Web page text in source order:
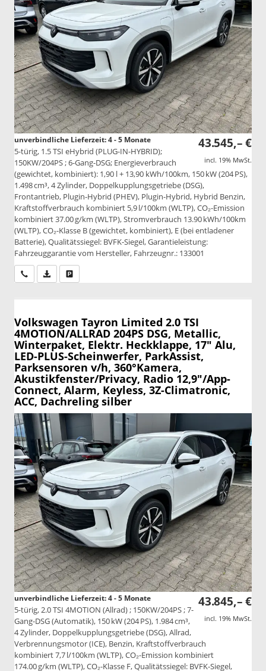
43.545,– €
incl. 19% MwSt.
unverbindliche Lieferzeit: 4 - 5 Monate
5-türig, 1.5 TSI eHybrid (PLUG-IN-HYBRID);
150KW/204PS ; 6-Gang-DSG; Energieverbrauch
(gewichtet, kombiniert): 1,90 l + 13,90 kWh/100km, 150 kW (204 PS),
1.498 cm³, 4 Zylinder, Doppelkupplungsgetriebe (DSG),
Frontantrieb, Plugin-Hybrid (PHEV), Plugin-Hybrid, Hybrid Benzin,
Kraftstoffverbrauch kombiniert 5,9 l/100km (WLTP), CO₂-Emission
kombiniert 37.00 g/km (WLTP), Stromverbrauch 13.90 kWh/100km
(WLTP), CO₂-Klasse B (gewichtet, kombiniert), E (bei entladener
Batterie), Qualitätssiegel: BVFK-Siegel, Garantieleistung:
Fahrzeuggarantie vom Hersteller, Fahrzeugnr.: 133001
Wir rufen Sie anPDF-Datei, Fahrzeugexposé drucken
Volkswagen Tayron Limited 2.0 TSI
4MOTION/ALLRAD 204PS DSG, Metallic,
Winterpaket, Elektr. Heckklappe, 17" Alu,
LED-PLUS-Scheinwerfer, ParkAssist,
Parksensoren v/h, 360°Kamera,
Akustikfenster/Privacy, Radio 12,9"/App-
Connect, Alarm, Keyless, 3Z-Climatronic,
ACC, Dachreling silber
43.845,– €
incl. 19% MwSt.
unverbindliche Lieferzeit: 4 - 5 Monate
5-türig, 2.0 TSI 4MOTION (Allrad) ; 150KW/204PS ; 7-
Gang-DSG (Automatik), 150 kW (204 PS), 1.984 cm³,
4 Zylinder, Doppelkupplungsgetriebe (DSG), Allrad,
Verbrennungsmotor (ICE), Benzin, Kraftstoffverbrauch
kombiniert 7,7 l/100km (WLTP), CO₂-Emission kombiniert
174.00 g/km (WLTP), CO₂-Klasse F, Qualitätssiegel: BVFK-Siegel,